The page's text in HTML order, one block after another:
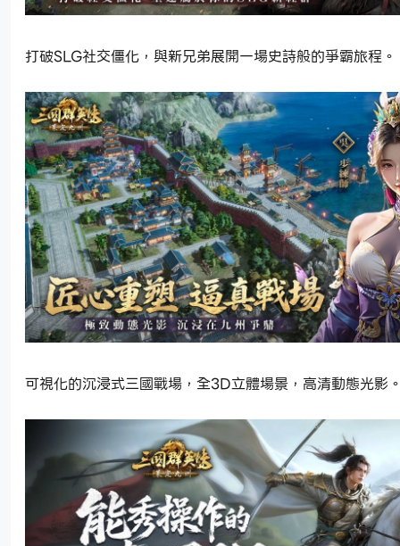
打破SLG社交僵化，與新兄弟展開一場史詩般的爭霸旅程。
可視化的沉浸式三國戰場，全3D立體場景，高清動態光影